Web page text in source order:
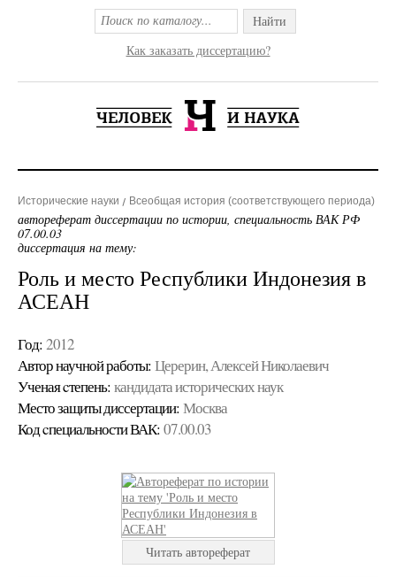
Найти
Как заказать диссертацию?
Исторические науки Всеобщая история (соответствующего периода)
автореферат диссертации по истории, специальность ВАК РФ
07.00.03
диссертация на тему:
Роль и место Республики Индонезия в
АСЕАН
Год: 2012
Автор научной работы: Церерин, Алексей Николаевич
Ученая cтепень: кандидата исторических наук
Место защиты диссертации: Москва
Код cпециальности ВАК: 07.00.03
Читать автореферат